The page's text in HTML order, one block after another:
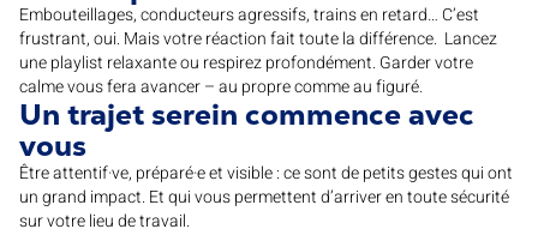
Embouteillages, conducteurs agressifs, trains en retard… C’est
frustrant, oui. Mais votre réaction fait toute la différence. Lancez
une playlist relaxante ou respirez profondément. Garder votre
calme vous fera avancer – au propre comme au figuré.
Un trajet serein commence avec
vous
Être attentif·ve, préparé·e et visible : ce sont de petits gestes qui ont
un grand impact. Et qui vous permettent d’arriver en toute sécurité
sur votre lieu de travail.